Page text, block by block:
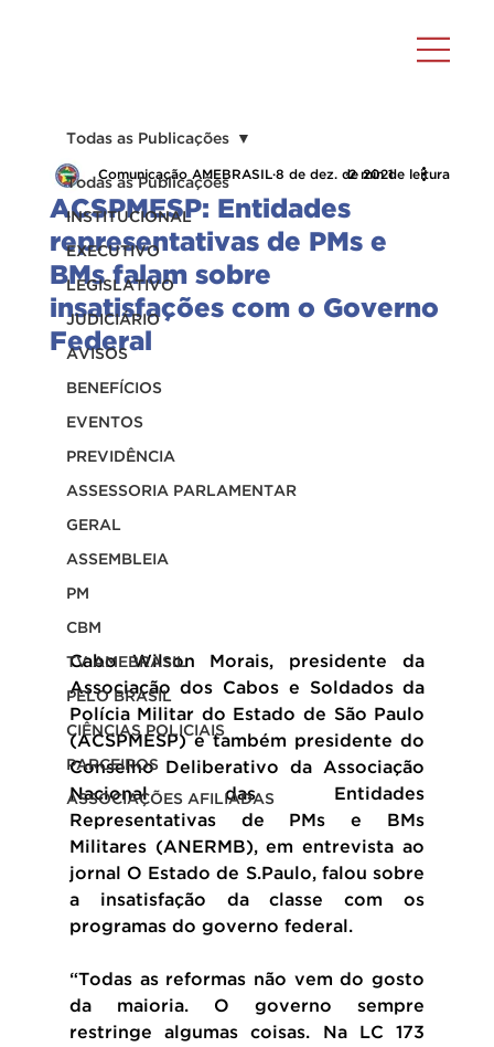
Todas as Publicações
INSTITUCIONAL
EXECUTIVO
LEGISLATIVO
JUDICIÁRIO
AVISOS
BENEFÍCIOS
EVENTOS
PREVIDÊNCIA
ASSESSORIA PARLAMENTAR
GERAL
ASSEMBLEIA
PM
CBM
TV AMEBRASIL
PELO BRASIL
CIÊNCIAS POLICIAIS
PARCEIROS
ASSOCIAÇÕES AFILIADAS
Todas as Publicações
ACSPMESP: Entidades
representativas de PMs e
BMs falam sobre
insatisfações com o Governo
Federal
Comunicação AMEBRASIL 8 de dez. de 20212 min de leitura
Cabo Wilson Morais, presidente da
Associação dos Cabos e Soldados da
Polícia Militar do Estado de São Paulo
(ACSPMESP) e também presidente do
Conselho Deliberativo da Associação
Nacional das Entidades
Representativas de PMs e BMs
Militares (ANERMB), em entrevista ao
jornal O Estado de S.Paulo, falou sobre
a insatisfação da classe com os
programas do governo federal.
“Todas as reformas não vem do gosto
da maioria. O governo sempre
restringe algumas coisas. Na LC 173